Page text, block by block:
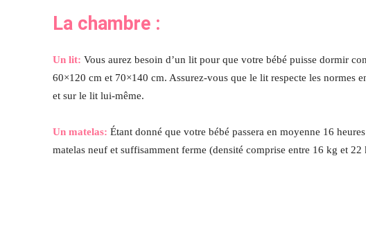
La chambre :
Un lit: Vous aurez besoin d’un lit pour que votre bébé puisse dormir
60×120 cm et 70×140 cm. Assurez-vous que le lit respecte les normes
et sur le lit lui-même.
Un matelas: Étant donné que votre bébé passera en moyenne 16
matelas neuf et suffisamment ferme (densité comprise entre 16 kg et